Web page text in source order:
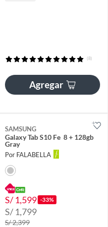
(8)
Agregar
SAMSUNG
Galaxy Tab S10 Fe 8 + 128gb
Gray
Por FALABELLA
S/ 1,599 -33%
S/ 1,799
S/ 2,399